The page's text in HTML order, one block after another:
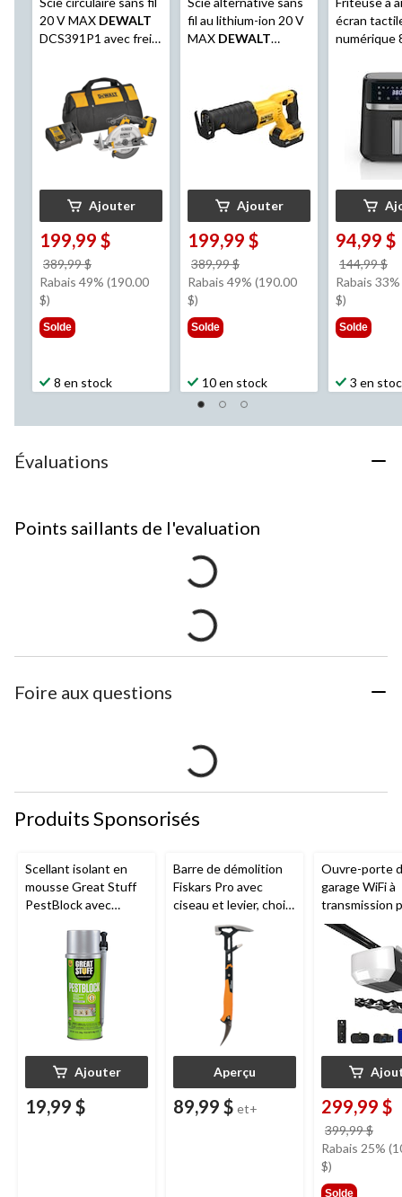
20 V MAX DEWALT
DCS391P1 avec frein
Ajouter
199,99 $
389,99 $
était
Rabais 49% (190.00
$)
Solde
8 en stock
fil au lithium-ion 20 V
MAX DEWALT
Ajouter
199,99 $
389,99 $
était
Rabais 49% (190.00
$)
Solde
10 en stock
écran
numérique
avec
cuisson
94,99 $
144,99 $
Rabais
$)
Solde
3 en
Évaluations
Points saillants de l'evaluation
Foire aux questions
Produits Sponsorisés
Scellant isolant en
mousse Great Stuff
PestBlock avec
intelligent, usage
intérieur/extérieur, 12
Ajouter
19,99 $
Barre de démolition
Fiskars Pro avec
ciseau et levier, choix
de tailles
Aperçu
89,99 $ et+
Ouvre-porte
garage WiFi à
transmission
chaîne de 1/2
Chamberlain
299,99 $
399,99 $
était
Rabais 25%
$)
Solde